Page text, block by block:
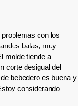
con los
balas, muy
molde tiende a
corte desigual del
bebedero es buena y
considerando